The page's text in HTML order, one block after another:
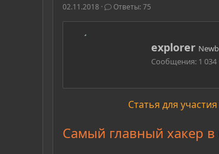
т
е
а
ч
02.11.2018 Ответы: 75
А
т
р
explorer
Сообщения 1 034
Статья для
Самый главный хакер